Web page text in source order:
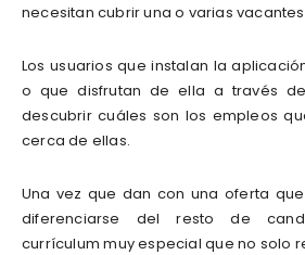
necesitan cubrir una o varias
Los usuarios que instalan la
o que disfrutan de ella a través
descubrir cuáles son los empleos
cerca de ellas.
Una vez que dan con una oferta
diferenciarse del resto de
currículum muy especial que no solo